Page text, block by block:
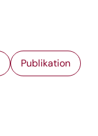
Publikation